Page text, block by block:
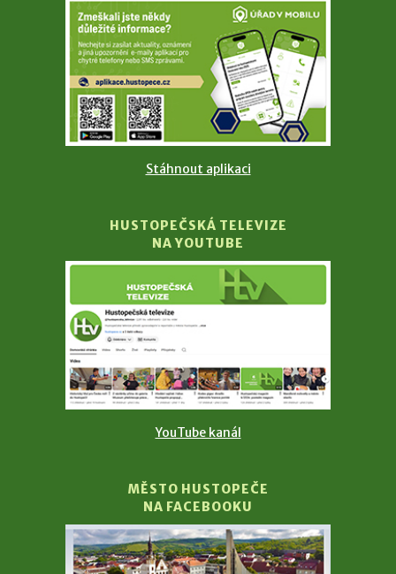
Stáhnout aplikaci
HUSTOPEČSKÁ TELEVIZE
NA YOUTUBE
YouTube kanál
MĚSTO HUSTOPEČE
NA FACEBOOKU